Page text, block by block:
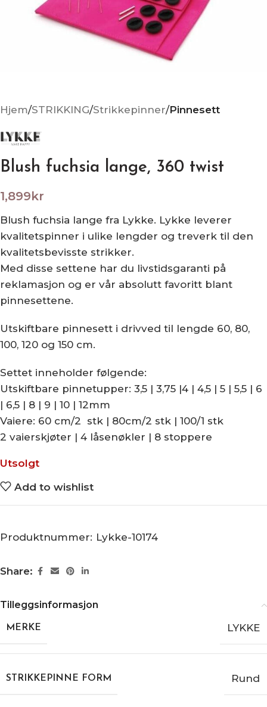
Hjem STRIKKING Strikkepinner Pinnesett
Blush fuchsia lange, 360 twist
1,899kr
Blush fuchsia lange fra Lykke. Lykke leverer
kvalitetspinner i ulike lengder og treverk til den
kvalitetsbevisste strikker.
Med disse settene har du livstidsgaranti på
reklamasjon og er vår absolutt favoritt blant
pinnesettene.
Utskiftbare pinnesett i drivved til lengde 60, 80,
100, 120 og 150 cm.
Settet inneholder følgende:
Utskiftbare pinnetupper: 3,5 | 3,75 |4 | 4,5 | 5 | 5,5 | 6
| 6,5 | 8 | 9 | 10 | 12mm
Vaiere: 60 cm/2 stk | 80cm/2 stk | 100/1 stk
2 vaierskjøter | 4 låsenøkler | 8 stoppere
Utsolgt
Add to wishlist
Produktnummer: Lykke-10174
Share:
Tilleggsinformasjon
MERKE LYKKE
STRIKKEPINNE FORM Rund